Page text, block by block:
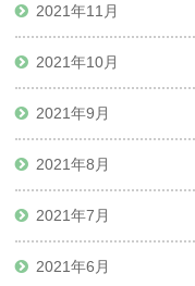
2021年11月
2021年10月
2021年9月
2021年8月
2021年7月
2021年6月